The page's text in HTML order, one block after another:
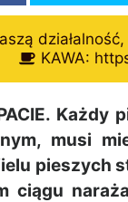
KAWA:
musi
pieszych
ciągu